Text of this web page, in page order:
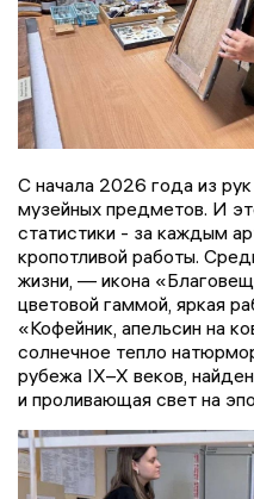
С начала 2026 года из
музейных предметов. И
статистики - за каждым
кропотливой работы.
жизни, — икона
цветовой гаммой, яркая
«Кофейник, апельсин на
солнечное тепло
рубежа IX–X веков,
и проливающая свет на